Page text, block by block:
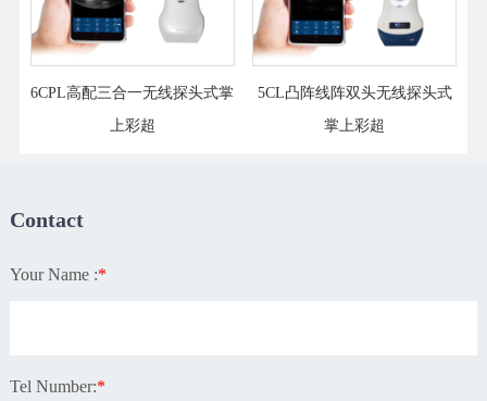
6CPL高配三合一无线探头式掌
上彩超
5CL凸阵线阵双头无线探头式
掌上彩超
Contact
Your Name :*
Tel Number:*